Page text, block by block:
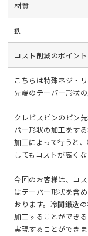
材質
鉄
コスト削減のポイント
こちらは特殊ネジ・
先端のテーパー形状
クレビスピンのピン
パー形状の加工をす
加工によって行うと
してもコストが高くな
今回のお客様は、コ
はテーパー形状を含
おります。冷間鍛造
加工することができ
実現することができま